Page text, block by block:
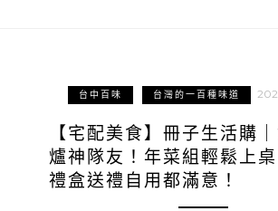
台中百味 台灣的一百種味道
【宅配美食】冊子生活購
爐神隊友！年菜組輕鬆上
禮盒送禮自用都滿意！